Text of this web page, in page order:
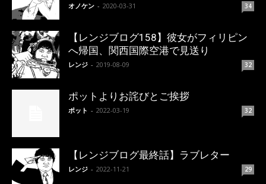
オノケン - 2020-03-31 34
【レンジブログ158】彼女がフィリピン
へ帰国、関西国際空港で見送り
レンジ - 2019-08-09 32
ポットよりお詫びとご挨拶
ポット - 2022-03-19 32
【レンジブログ最終話】ラブレター
レンジ - 2022-11-21 29